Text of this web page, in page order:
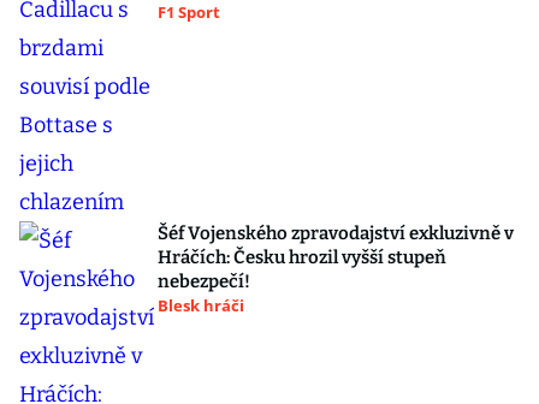
F1 Sport
Šéf Vojenského zpravodajství exkluzivně v
Hráčích: Česku hrozil vyšší stupeň
nebezpečí!
Blesk hráči